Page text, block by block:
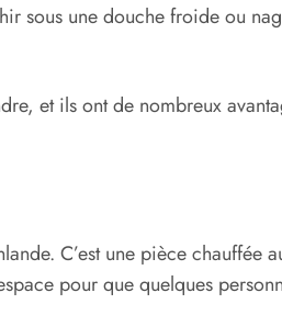
sous une douche froide ou
et ils ont de nombreux
C’est une pièce chauffée
pour que quelques